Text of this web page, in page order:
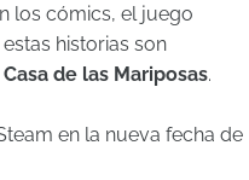
los cómics, el juego
historias son
Casa de las Mariposas.
en la nueva fecha de